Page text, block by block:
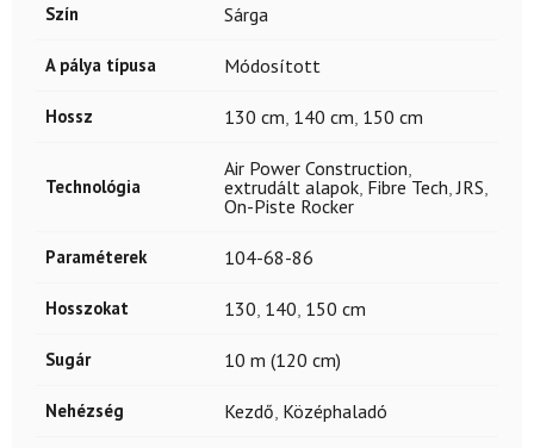
Szín Sárga
A pálya típusa Módosított
Hossz 130 cm 140 cm 150 cm
Technológia
Air Power Construction
extrudált alapok Fibre Tech ,JRS
On-Piste Rocker
Paraméterek 104-68-86
Hosszokat 130 140 150 cm
Sugár 10 m (120 cm)
Nehézség Kezdő Középhaladó